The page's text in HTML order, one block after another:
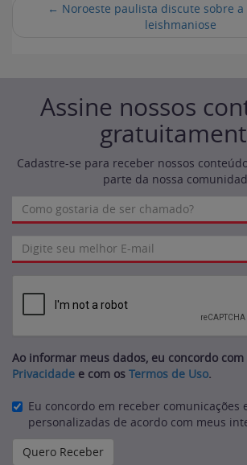
← Noroeste paulista discute sobre a
leishmaniose
Assine nossos
Cadastre-se para receber nossos
parte da nossa
Ao informar meus dados, eu concordo com
Privacidade e com os Termos de Uso.
Eu concordo em receber comunicações
personalizadas de acordo com meus